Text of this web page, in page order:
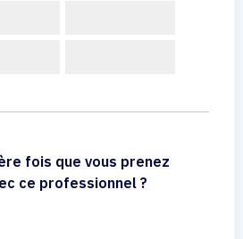
fois que vous prenez
ce professionnel ?